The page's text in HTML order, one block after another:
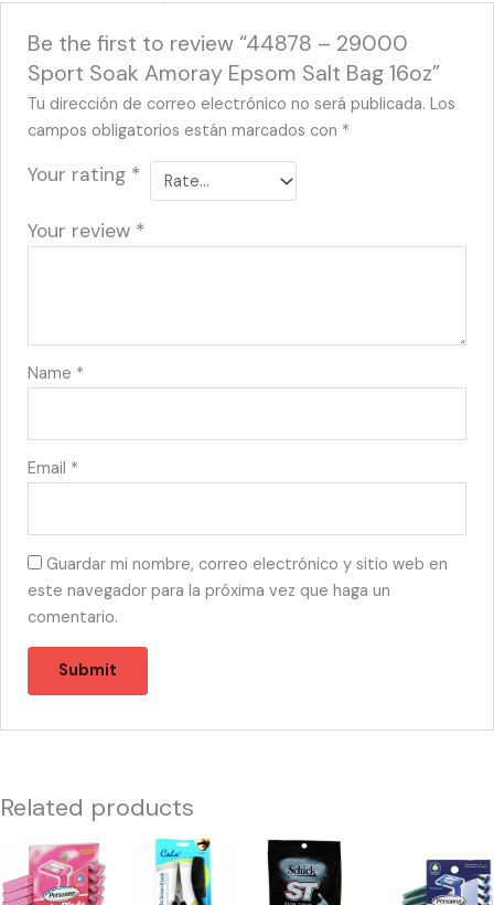
Be the first to review “44878 – 29000
Sport Soak Amoray Epsom Salt Bag 16oz”
Tu dirección de correo electrónico no será publicada. Los
campos obligatorios están marcados con *
Your rating *
Your review *
Name *
Email *
Guardar mi nombre, correo electrónico y sitio web en
este navegador para la próxima vez que haga un
comentario.
Related products
53528
55405
10213